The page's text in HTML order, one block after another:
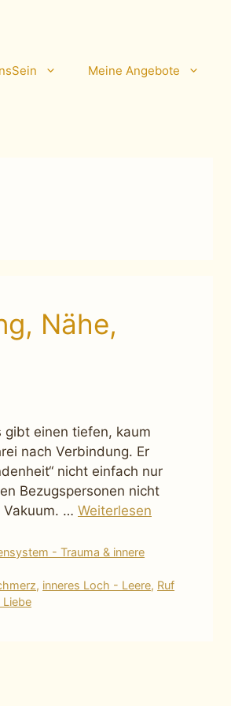
Meine Angebote
Nähe,
gibt einen tiefen, kaum
nach Verbindung. Er
nicht einfach nur
Bezugspersonen nicht
Vakuum. … Weiterlesen
- Trauma & innere
, inneres Loch - Leere, Ruf
Liebe